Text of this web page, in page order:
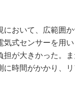
おいて、広範囲
式センサーを用
が大きかった。
時間がかかり、